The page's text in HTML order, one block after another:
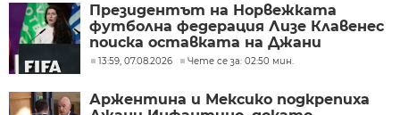
Президентът на Норвежката
футболна федерация Лизе Клавенес
поиска оставката на Джани
Инфантино
13:59, 07.08.2026 Чете се за: 02:50 мин.
Аржентина и Мексико подкрепиха